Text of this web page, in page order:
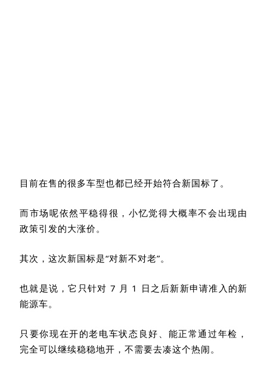
目前在售的很多车型也都已经开始符合新国标了。
而市场呢依然平稳得很，小忆觉得大概率不会出现由
政策引发的大涨价。
其次，这次新国标是“对新不对老”。
也就是说，它只针对 7 月 1 日之后新新申请准入的新
能源车。
只要你现在开的老电车状态良好、能正常通过年检，
完全可以继续稳稳地开，不需要去凑这个热闹。